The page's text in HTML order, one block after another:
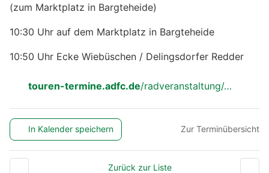
(zum Marktplatz in Bargteheide)
10:30 Uhr auf dem Marktplatz in Bargteheide
10:50 Uhr Ecke Wiebüschen / Delingsdorfer Redder
touren-termine.adfc.de/radveranstaltung/…
In Kalender speichern Zur Terminübersicht
Zurück zur Liste